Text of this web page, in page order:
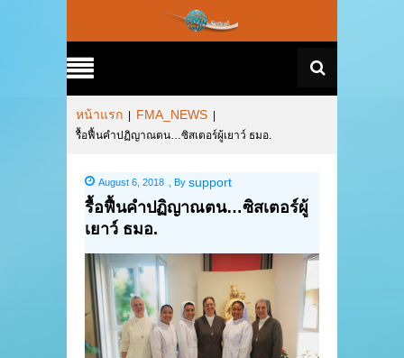
หน้าแรก FMA_NEWS
รื้อฟื้นคำปฏิญาณตน…ซิสเตอร์ผู้เยาว์ ธมอ.
August 6, 2018 By support
รื้อฟื้นคำปฏิญาณตน…ซิสเตอร์ผู้
เยาว์ ธมอ.